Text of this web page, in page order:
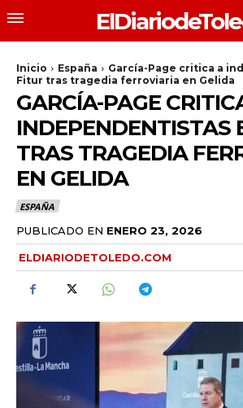
Inicio España
García-Page critica a
Fitur tras tragedia ferroviaria en Gelida
GARCÍA-PAGE
INDEPENDENTISTAS
TRAS TRAGEDIA
EN GELIDA
ESPAÑA
PUBLICADO EN ENERO 23, 2026
ELDIARIODETOLEDO.COM